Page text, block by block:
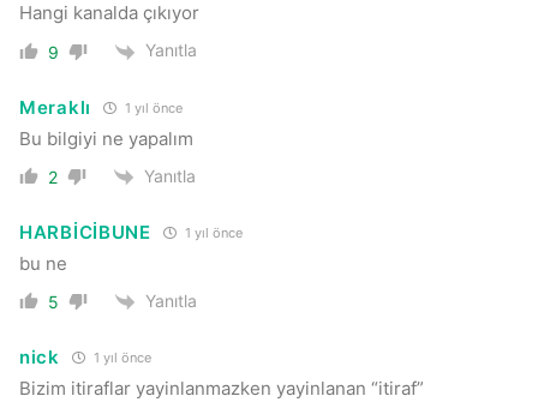
Hangi kanalda çıkıyor
9 Yanıtla
Meraklı 1 yıl önce
Bu bilgiyi ne yapalım
2 Yanıtla
HARBİCİBUNE 1 yıl önce
bu ne
5 Yanıtla
nick 1 yıl önce
Bizim itiraflar yayinlanmazken yayinlanan “itiraf”